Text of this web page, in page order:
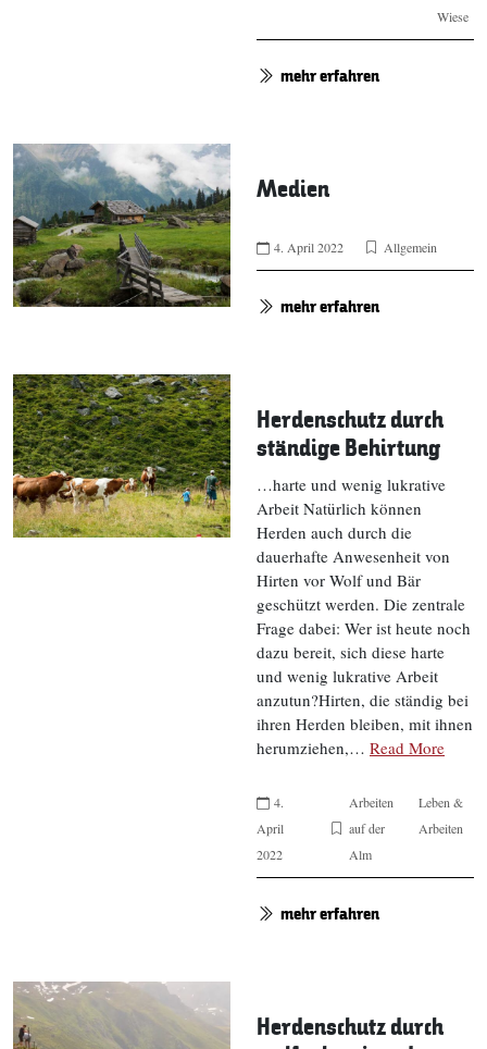
Wiese
mehr erfahren
Medien
4. April 2022 Allgemein
mehr erfahren
Herdenschutz durch
ständige Behirtung
…harte und wenig lukrative
Arbeit Natürlich können
Herden auch durch die
dauerhafte Anwesenheit von
Hirten vor Wolf und Bär
geschützt werden. Die zentrale
Frage dabei: Wer ist heute noch
dazu bereit, sich diese harte
und wenig lukrative Arbeit
anzutun?Hirten, die ständig bei
ihren Herden bleiben, mit ihnen
herumziehen,… Read More
4.
April
2022
Arbeiten
auf der
Alm
Leben &
Arbeiten
mehr erfahren
Herdenschutz durch